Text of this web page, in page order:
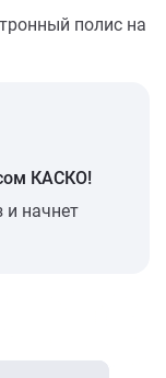
полис на
КАСКО!
и начнет